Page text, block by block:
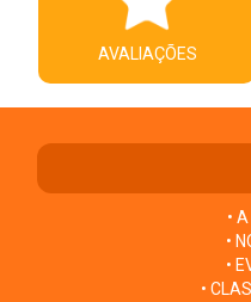
AVALIAÇÕES
•
•
•
•